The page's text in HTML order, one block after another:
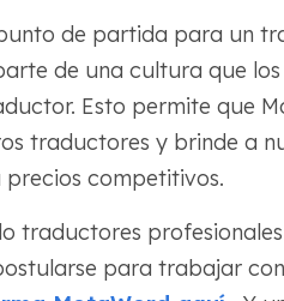
de partida para un
de una cultura que
Esto permite que
traductores y brinde a
competitivos.
traductores
para trabajar